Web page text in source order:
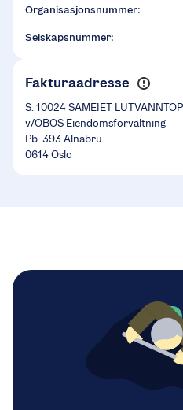
Organisasjonsnummer:
Selskapsnummer:
Fakturaadresse
S. 10024 SAMEIET
v/OBOS Eiendomsforvaltning
Pb. 393 Alnabru
0614 Oslo